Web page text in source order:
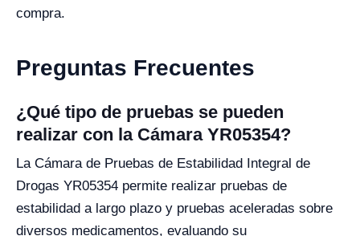
compra.
Preguntas Frecuentes
¿Qué tipo de pruebas se pueden
realizar con la Cámara YR05354?
La Cámara de Pruebas de Estabilidad Integral de
Drogas YR05354 permite realizar pruebas de
estabilidad a largo plazo y pruebas aceleradas sobre
diversos medicamentos, evaluando su